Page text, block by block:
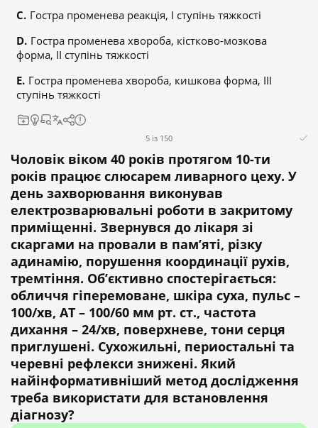
Гостра променева реакція, I ступінь тяжкості
Гостра променева хвороба, кістково-мозкова
форма, II ступінь тяжкості
Гостра променева хвороба, кишкова форма, III
ступінь тяжкості
5 із 150
Чоловік віком 40 років протягом 10-ти
років працює слюсарем ливарного цеху. У
день захворювання виконував
електрозварювальні роботи в закритому
приміщенні. Звернувся до лікаря зі
скаргами на провали в пам’яті, різку
адинамію, порушення координації рухів,
тремтіння. Об’єктивно спостерігається:
обличчя гіперемоване, шкіра суха, пульс –
100/хв, АТ – 100/60 мм рт. ст., частота
дихання – 24/хв, поверхневе, тони серця
приглушені. Сухожильні, периостальні та
черевні рефлекси знижені. Який
найінформативніший метод дослідження
треба використати для встановлення
діагнозу?